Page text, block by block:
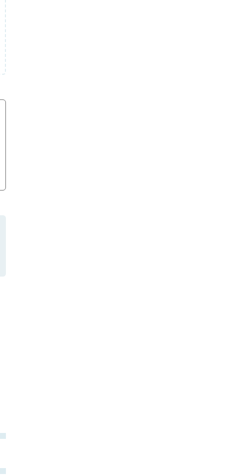
い】
を見つけたい】
を見つけたい】